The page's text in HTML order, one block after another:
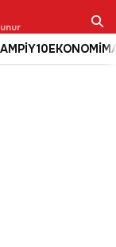
EKONOMİ
Ara